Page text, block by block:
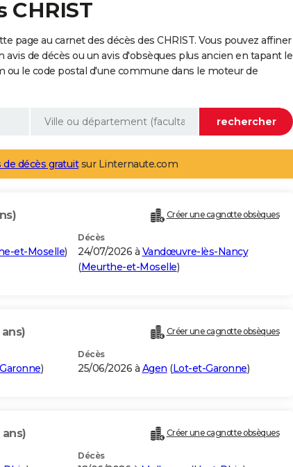
CHRIST
page au carnet des décès des CHRIST. Vous pouvez affiner
de décès ou un avis d'obsèques plus ancien en tapant le
ou le code postal d'une commune dans le moteur de
de décès gratuitsur Linternaute.com
Créer une cagnotte obsèques
et-Moselle)
Décès
24/07/2026 à Vandœuvre-lès-Nancy
(Meurthe-et-Moselle)
Créer une cagnotte obsèques
)
Décès
25/06/2026 à Agen (Lot-et-Garonne)
ans) Créer une cagnotte obsèques
Décès